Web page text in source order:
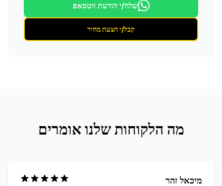
שלח/י הודעת ווטסאפ
קבל/י הצעת מחיר
מה הלקוחות שלנו אומרים
מיכאל זהר